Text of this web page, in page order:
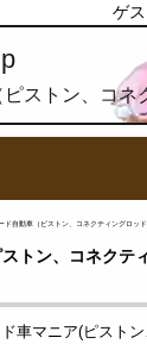
ゲ
ストン、コネ
ド自動車（ピストン、コネクティングロッド
トン、コネクテ
車マニア(ピスト